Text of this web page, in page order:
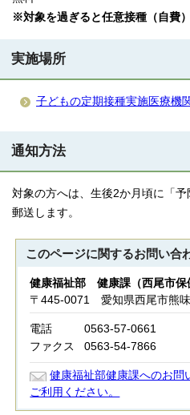
※対象を過ぎると任意接種（自費）
実施場所
子どもの定期接種実施医療機
通知方法
対象の方へは、生後2か月頃に「
郵送します。
このページに関するお問い合
健康福祉部 健康課（西尾市保
〒445-0071 愛知県西尾市熊
電話
0563-57-0661
ファクス
0563-54-7866
健康福祉部健康課へのお問
ご利用ください。